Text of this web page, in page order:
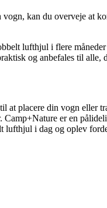
kan du overveje at
lufthjul i flere
og anbefales til alle,
at placere din vogn eller
er en
i dag og oplev